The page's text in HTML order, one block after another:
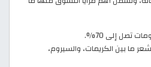
تصل إلى 70%.
ما بين الكريمات، والسيروم،